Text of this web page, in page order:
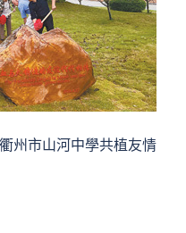
州市山河中學共植友情